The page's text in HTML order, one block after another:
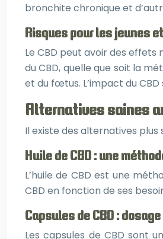
bronchite chronique et
Risques pour les jeunes
Le CBD peut avoir des
du CBD, quelle que soit la
et du fœtus. L’impact du
Alternatives saines
Il existe des alternatives
Huile de CBD : une
L’huile de CBD est une
CBD en fonction de ses
Capsules de CBD :
Les capsules de CBD sont